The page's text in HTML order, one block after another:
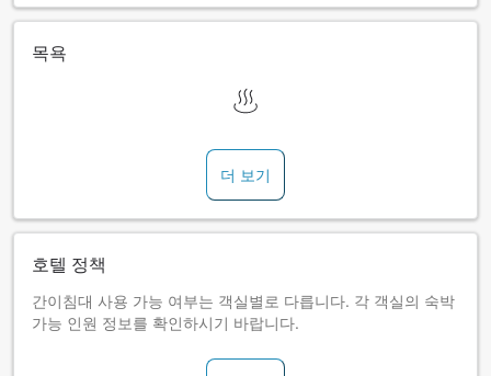
목욕
더 보기
호텔 정책
간이침대 사용 가능 여부는 객실별로 다릅니다. 각 객실의 숙박
가능 인원 정보를 확인하시기 바랍니다.